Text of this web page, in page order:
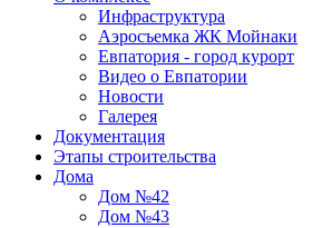
Инфраструктура
Аэросъемка ЖК Мойнаки
Евпатория - город курорт
Видео о Евпатории
Новости
Галерея
Документация
Этапы строительства
Дома
Дом №42
Дом №43